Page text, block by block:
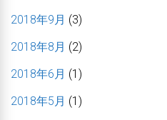
2018年9月 (3)
2018年8月 (2)
2018年6月 (1)
2018年5月 (1)